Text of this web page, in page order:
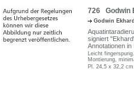
726 Godwin
Godwin
signiert
Annotationen
Leicht
Montierung,
Pl. 24,5 x 32,2